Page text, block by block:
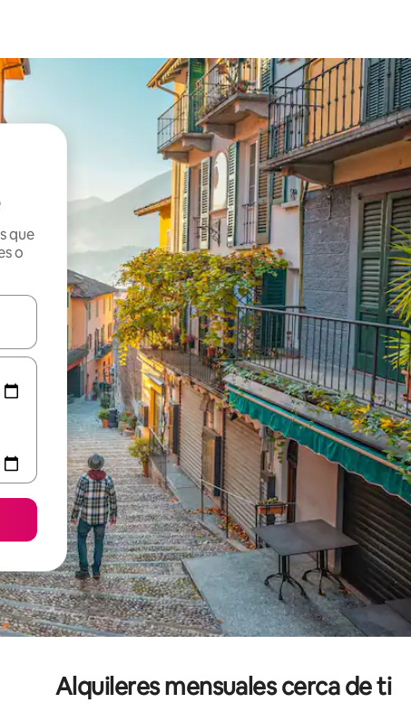
que
o
con las teclas de flecha hacia arriba y hacia abajo o explora con el
Alquileres mensuales cerca de ti